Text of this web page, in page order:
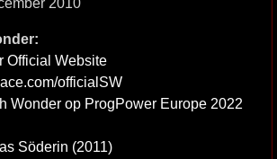
Official Website
officialSW
Wonder op ProgPower Europe 2022
Söderin (2011)